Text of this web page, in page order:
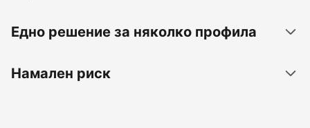
Едно решение за няколко профила
Намален риск